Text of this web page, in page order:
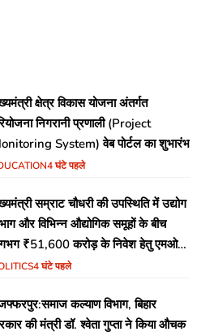
क्षेत्र विकास योजना अंतर्गत
निगरानी प्रणाली (Project
System) वेब पोर्टल का शुभारंभ
4 घंटे पहले
सम्राट चौधरी की उपस्थिति में उद्योग
और विभिन्न औद्योगिक समूहों के बीच
₹51,600 करोड़ के निवेश हेतु एमओयू
पर हस्ताक्षर
4 घंटे पहले
कल्याण विभाग, बिहार
की मंत्री डॉ. श्वेता गुप्ता ने किया औचक